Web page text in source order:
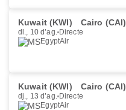
Kuwait (KWI) Cairo (CAI)
dl., 10 d’ag. Directe
EgyptAir
Kuwait (KWI) Cairo (CAI)
dj., 13 d’ag. Directe
EgyptAir